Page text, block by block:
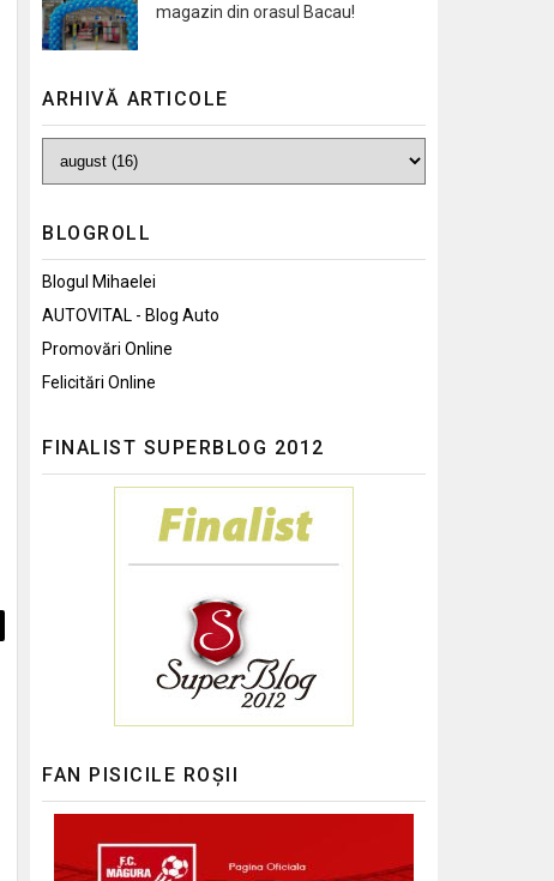
magazin din orasul Bacau!
ARHIVĂ ARTICOLE
BLOGROLL
Blogul Mihaelei
AUTOVITAL - Blog Auto
Promovări Online
Felicitări Online
FINALIST SUPERBLOG 2012
FAN PISICILE ROȘII